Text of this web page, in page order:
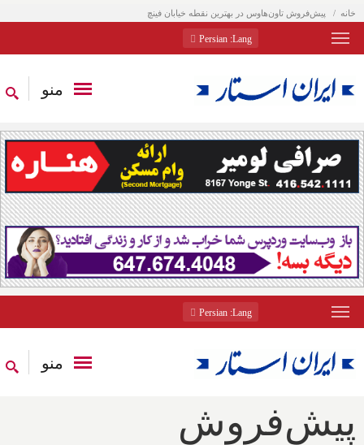
خانه پیش‌فروش تاون‌هاوس در بهترین نقطه خیابان فینچ
Lang
: Persian
منو
Lang
: Persian
منو
پیش‌فروش